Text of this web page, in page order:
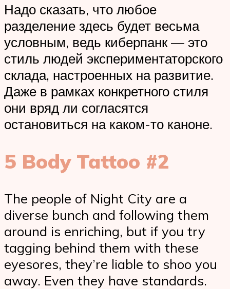
Надо сказать, что любое
разделение здесь будет весьма
условным, ведь киберпанк — это
стиль людей экспериментаторского
склада, настроенных на развитие.
Даже в рамках конкретного стиля
они вряд ли согласятся
остановиться на каком-то каноне.
5 Body Tattoo #2
The people of Night City are a
diverse bunch and following them
around is enriching, but if you try
tagging behind them with these
eyesores, they’re liable to shoo you
away. Even they have standards.